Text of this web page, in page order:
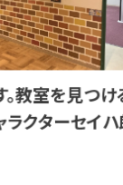
教室を見つ
クターセイ